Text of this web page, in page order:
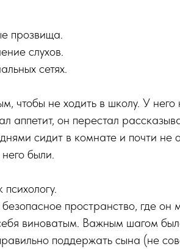
прозвища.
слухов.
сетях.
чтобы не ходить в школу. У
аппетит, он перестал
сидит в комнате и почти не
были.
пространство, где он
виноватым. Важным шагом
поддержать сына (не